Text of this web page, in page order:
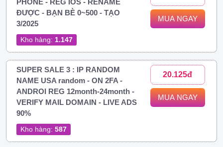
ĐƯỢC - BẠN BÈ 0~500 - TẠO
3/2025
Kho hàng: 1.147
MUA NGAY
SUPER SALE 3 : IP RANDOM
NAME USA random - ON 2FA -
ANDROI REG 12month-24month -
VERIFY MAIL DOMAIN - LIVE ADS
90%
Kho hàng: 587
20.125đ
MUA NGAY